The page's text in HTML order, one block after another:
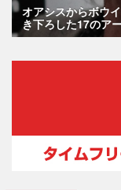
オアシスからボウ
き下ろした17のア